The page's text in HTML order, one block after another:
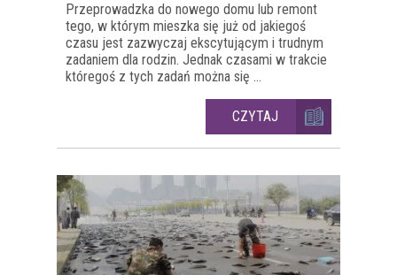
Przeprowadzka do nowego domu lub remont
tego, w którym mieszka się już od jakiegoś
czasu jest zazwyczaj ekscytującym i trudnym
zadaniem dla rodzin. Jednak czasami w trakcie
któregoś z tych zadań można się ...
CZYTAJ